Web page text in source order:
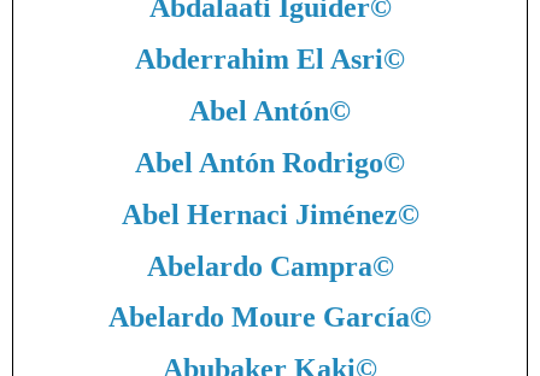
Abdalaati Iguider©
Abderrahim El Asri©
Abel Antón©
Abel Antón Rodrigo©
Abel Hernaci Jiménez©
Abelardo Campra©
Abelardo Moure García©
Abubaker Kaki©